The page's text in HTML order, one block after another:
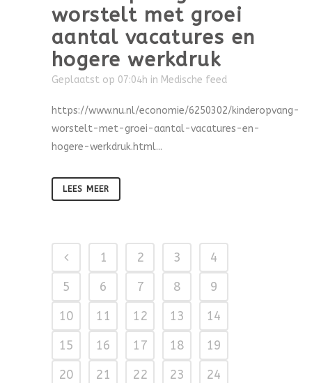
worstelt met groei
aantal vacatures en
hogere werkdruk
Geplaatst op 07:04h in Medische feed
https://www.nu.nl/economie/6250302/kinderopvang-
worstelt-met-groei-aantal-vacatures-en-
hogere-werkdruk.html...
LEES MEER
1 2 3
4
5
6 7 8
9
10
11 12 13
14
15
16 17 18
19
20
21 22 23
24